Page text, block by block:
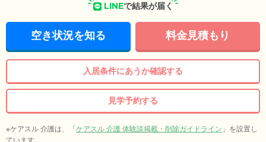
LINEで結果が届く
空き状況を知る 料金見積もり
入居条件にあうか確認する
見学予約する
※ケアスル 介護は、「ケアスル 介護 体験談掲載・削除ガイドライン 」を設置し
ています。